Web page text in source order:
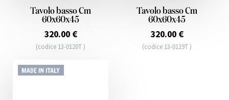
Tavolo basso Cm
60x60x45
320.00 €
(codice 13-0120T )
Tavolo basso Cm
60x60x45
320.00 €
(codice 13-0119T )